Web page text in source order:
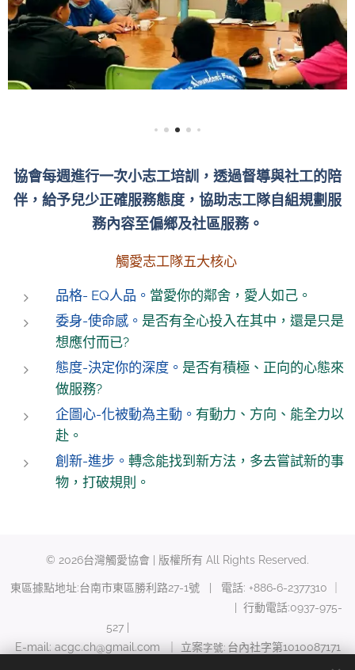
協會每週進行一次小志工培訓，透過督導與社工的陪
伴，給予兒少正確服務態度，協助志工隊自組規劃服
務內容至偏鄉及社區服務。
觸愛志工隊五大核心
品格- EQ人品。 當愛你的鄰舍，愛人如己。
委身-使命感。 是否有全心投入在其中，還是只是
想應付而已?
態度-決定你的深度。 是否有積極、正向的心態來
做服務?
企圖心-化被動為主動。 有動力、方向、能全力以
赴。
創新-進步。 轉念能找到新方法，多去嘗試新的事
物，打破規則。
© 2026台灣觸愛協會 | 版權所有 All Rights Reserved.
東區據點地址:台南市東區勝利路27-1號 | 電話: +886‑6-2377310 ｜
| 行動電話:0937-975-
527 |
E-mail: acgc.ch@gmail.com ｜ 立案字號: 台內社字第1010087171